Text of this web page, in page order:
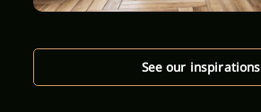
See our inspirations